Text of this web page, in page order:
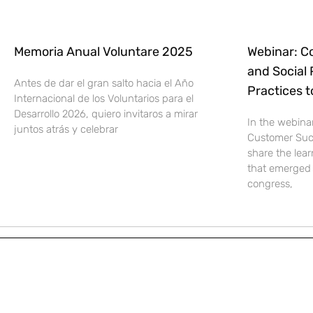
Memoria Anual Voluntare 2025
Antes de dar el gran salto hacia el Año
Internacional de los Voluntarios para el
Desarrollo 2026, quiero invitaros a mirar
juntos atrás y celebrar
Webinar:
and Social
Practices
In the
Customer
share the
that emerged
congress,